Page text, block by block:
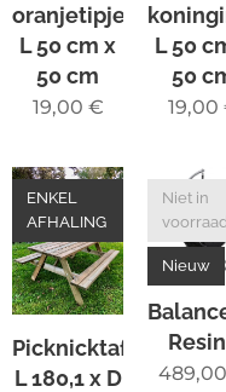
oranjetipje
L 50 cm x
50 cm
19,00 €
L 50
50
19,00
Picknicktafel
L 180,1 x D
ENKEL
AFHALING
Niet in
voorraad
Nieuw
489,00